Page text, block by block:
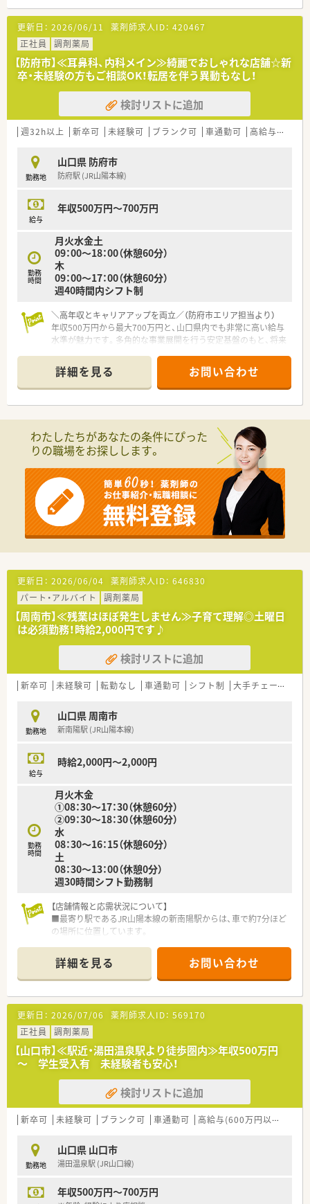
【募集背景と求める人物像について】
■今回は欠員補充のための急募案件となり、チームの一員として
長く貢献していただける方を求めています。
■未経験の方やブランクのある方も相談可能で、人柄と協調性を
重視した採用を行っています。
■総合病院の処方箋にも触れながら、幅広い知識を習得したいと
いう意欲のある方を歓迎します。
【法人特徴について】
■飲食や介護事業も展開する多角経営で、薬局事業に依存しない
■「誰もが上を向いて希望にあふれる街を作ろう」という理念の
もと、人との繋がりを大切にしています。
■社長自らが定期的に店舗を訪問するなど、経営層との距離が近
【求人情報について】
500万円から700万円もご相談可能です。
■給与は賞与を含まない年俸制のため、入社1年目から月々安定
した高収入を得ることができます。
■月9日の休日が確保されたシフト制で、プライベートの時間も
大切にしながら働けます。
更新日： 2026/06/11 薬剤師求人ID： 420467
正社員
調剤薬局
【防府市】≪耳鼻科、内科メイン≫綺麗でおしゃれな店舗☆新
卒・未経験の方もご相談OK！転居を伴う異動もなし！
検討リストに追加
週32h以上 新卒可 未経験可 ブランク可 車通勤可 高給与(600万円以上)
勤務地
山口県 防府市
防府駅 (JR山陽本線)
給与
年収500万円～700万円
勤務
時間
月火水金土
09：00～18：00（休憩60分）
木
09：00～17：00（休憩60分）
週40時間内シフト制
＼高年収とキャリアアップを両立／（防府市エリア担当より）
年収500万円から最大700万円と、山口県内でも非常に高い給与
水準が魅力です。多角的な事業展開を行う安定基盤のもと、将来
＊------------------------------------------＊
【店舗情報と応需状況について】
■防府駅より車で10分ほどの距離に位置しており、広々とした
駐車場完備でマイカー通勤が非常に便利な立地です。
多彩な科目を1日平均120枚ほど応需しています。
■薬剤師は常勤3名体制を整えており、投薬口には椅子を設置
し、座ってじっくり患者様と向き合える環境です。
【募集背景と求める人物像について】
■地域医療への貢献度をさらに高めるための増員募集であり、将
来の店舗運営を共に担える新しい仲間を募ります。
■「誰もが希望にあふれる街を作ろう」という理念に共感し、周
囲と協力して前向きに業務に取り組める方を求めます。
■患者様一人ひとりに対して親身な対応ができ、自発的に考えて
動く「考動」ができる方を心より歓迎いたします。
【法人特徴について】
■山口県を中心に30店舗以上を展開しており、県内では3割から
5割という圧倒的なシェアを誇る安定企業です。
■調剤事業のほか飲食や介護、コンサルティングなど5つの事業
を展開する多角経営で、盤石な基盤を築いています。
■2週間に1回は役員が店舗を訪問するなど非常に風通しが良
く、社長に直接意見を言える温かな組織文化です。
【想定される業務内容】
■クリニックからの多彩な処方箋に基づく調剤、鑑査、服薬指導
■施設運営と並行して在宅患者様への対応にも注力しており、多
職種と連携した地域包括ケアを実践いただけます。
詳細を見る お問い合わせ
わたしたちがあなたの条件にぴった
りの職場をお探しします。
更新日： 2026/06/04 薬剤師求人ID： 646830
パート・アルバイト
調剤薬局
【周南市】≪残業はほぼ発生しません≫子育て理解◎土曜日
は必須勤務！時給2,000円です♪
検討リストに追加
新卒可 未経験可 転勤なし 車通勤可 シフト制 大手チェーン以外
勤務地
山口県 周南市
新南陽駅 (JR山陽本線)
給与
時給2,000円～2,000円
勤務
時間
月火木金
①08：30～17：30（休憩60分）
②09：30～18：30（休憩60分）
水
08：30～16：15（休憩60分）
土
08：30～13：00（休憩0分）
週30時間シフト勤務制
【店舗情報と応需状況について】
■最寄り駅であるJR山陽本線の新南陽駅からは、車で約7分ほど
の場所に位置しています。
も注力している環境です。
■1日あたり約80枚から120枚の処方箋を、合計7名の充実した
スタッフ体制で対応しています。
【募集背景と求める人物像について】
■現在は欠員による急募ではありませんが、将来を見据えた増員
としての採用検討枠です。
■一般的なマナーを持ち、周囲と協力しながら前向きに業務に取
り組める方を歓迎します。
■調剤経験に不安がある方やブランクがある方も、相談可能な受
け入れ体制を整えています。
【法人特徴について】
■県内で3店舗を展開しており、地域に根差した薬局運営を安定
■経営陣が現役の薬剤師であるため、現場の状況や業務への理解
が非常に深い環境です。
■労務管理の専門知識を持つ管理職が在籍し、法令遵守とコンプ
詳細を見る お問い合わせ
更新日： 2026/07/06 薬剤師求人ID： 569170
正社員
調剤薬局
【山口市】≪駅近・湯田温泉駅より徒歩圏内≫年収500万円
～ 学生受入有 未経験者も安心！
検討リストに追加
新卒可 未経験可 ブランク可 車通勤可 高給与(600万円以上)
勤務地
山口県 山口市
湯田温泉駅 (JR山口線)
年収500万円～700万円